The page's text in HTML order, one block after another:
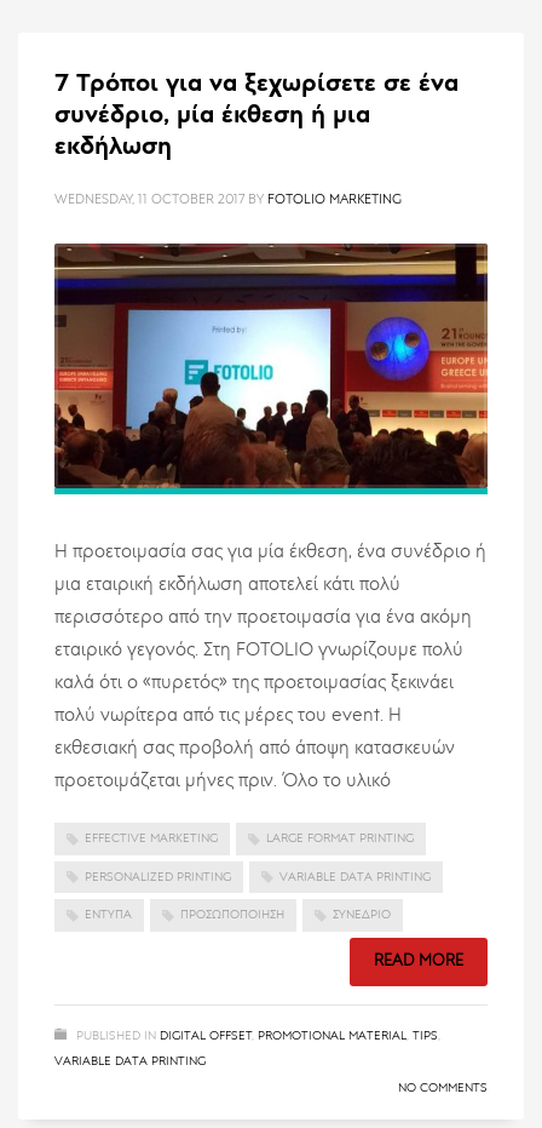
7 Τρόποι για να ξεχωρίσετε σε ένα
συνέδριο, μία έκθεση ή μια
εκδήλωση
WEDNESDAY, 11 OCTOBER 2017 BY FOTOLIO MARKETING
Η προετοιμασία σας για μία έκθεση, ένα συνέδριο ή
μια εταιρική εκδήλωση αποτελεί κάτι πολύ
περισσότερο από την προετοιμασία για ένα ακόμη
εταιρικό γεγονός. Στη FOTOLIO γνωρίζουμε πολύ
καλά ότι ο «πυρετός» της προετοιμασίας ξεκινάει
πολύ νωρίτερα από τις μέρες του event. Η
εκθεσιακή σας προβολή από άποψη κατασκευών
προετοιμάζεται μήνες πριν. Όλο το υλικό
EFFECTIVE MARKETING LARGE FORMAT PRINTING
PERSONALIZED PRINTING VARIABLE DATA PRINTING
ΈΝΤΥΠΑ ΠΡΟΣΩΠΟΠΟΊΗΣΗ ΣΥΝΈΔΡΙΟ
READ MORE
PUBLISHED IN DIGITAL OFFSET, PROMOTIONAL MATERIAL TIPS
VARIABLE DATA PRINTING
NO COMMENTS